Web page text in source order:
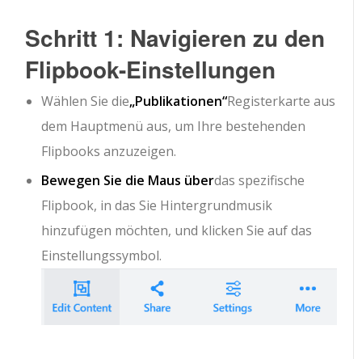
Schritt 1: Navigieren zu den
Flipbook-Einstellungen
Wählen Sie die„Publikationen“Registerkarte aus
dem Hauptmenü aus, um Ihre bestehenden
Flipbooks anzuzeigen.
Bewegen Sie die Maus überdas spezifische
Flipbook, in das Sie Hintergrundmusik
hinzufügen möchten, und klicken Sie auf das
Einstellungssymbol.